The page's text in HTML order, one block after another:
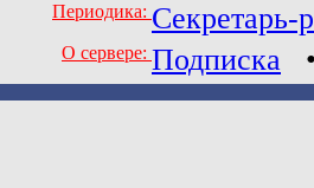
Периодика: Секретарь-
О сервере: Подписка